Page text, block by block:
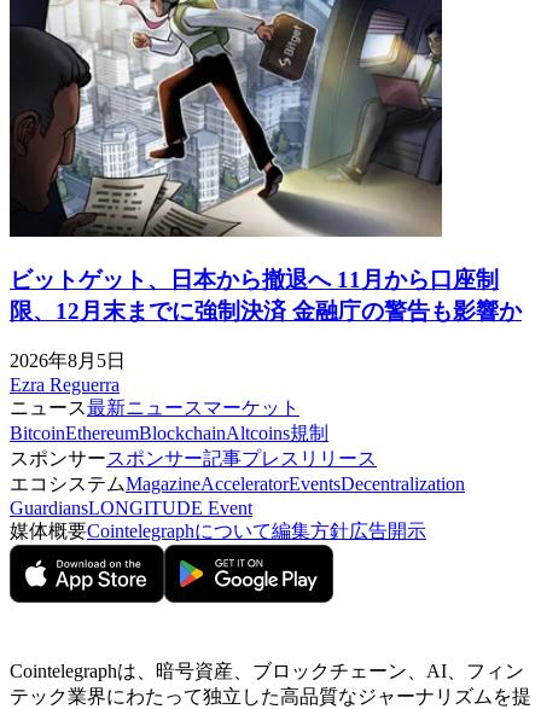
ビットゲット、日本から撤退へ 11月から口座制
限、12月末までに強制決済 金融庁の警告も影響か
2026年8月5日
Ezra Reguerra
ニュース最新ニュースマーケット
BitcoinEthereumBlockchainAltcoins規制
スポンサースポンサー記事プレスリリース
エコシステムMagazineAcceleratorEventsDecentralization
GuardiansLONGITUDE Event
媒体概要Cointelegraphについて編集方針広告開示
Cointelegraphは、暗号資産、ブロックチェーン、AI、フィン
テック業界にわたって独立した高品質なジャーナリズムを提